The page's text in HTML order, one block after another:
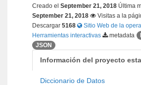
Creado el September 21, 2018 Última
September 21, 2018
Visitas a la
Descargar 5168
Sitio Web de la
Herramientas interactivas
metadata
JSON
Información del proyecto
Diccionario de Datos